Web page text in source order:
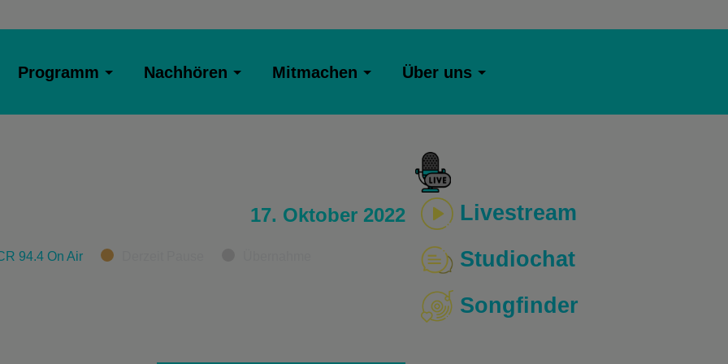
Programm Nachhören Mitmachen Über uns
17. Oktober 2022
94.4 On Air
Livestream
Studiochat
Songfinder